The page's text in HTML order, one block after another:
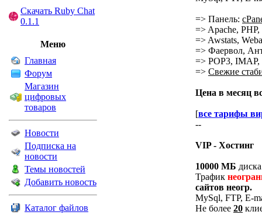
Скачать Ruby Chat
0.1.1
Меню
Главная
Форум
Магазин
цифровых
товаров
Новости
Подписка на
новости
Темы новостей
Добавить новость
Каталог файлов
=> Панель:
=> Apache,
=> Awstats,
=> Фаервол,
=> POP3,
=> Свежие
Цена в месяц
[все тарифы
--
VIP - Хостинг
10000 МБ диска
Трафик
сайтов неогр.
MySql, FTP, E-
Не более 20